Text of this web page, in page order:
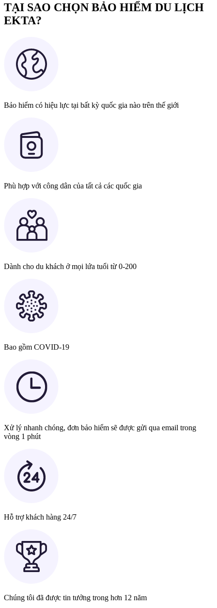
TẠI SAO CHỌN BẢO HIỂM DU LỊCH
EKTA?
Bảo hiểm có hiệu lực tại bất kỳ quốc gia nào trên thế giới
Phù hợp với công dân của tất cả các quốc gia
Dành cho du khách ở mọi lứa tuổi từ 0-200
Bao gồm COVID-19
Xử lý nhanh chóng, đơn bảo hiểm sẽ được gửi qua email trong
vòng 1 phút
Hỗ trợ khách hàng 24/7
Chúng tôi đã được tin tưởng trong hơn 12 năm